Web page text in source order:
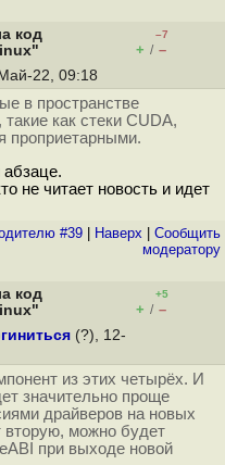
код
–7
+ / –
22, 09:18
в пространстве
как стеки CUDA,
проприетарными.
не читает новость и идет
#39 Наверх
Cообщить
модератору
код
+5
+ / –
(?), 12-
из этих четырёх. И
значительно проще
драйверов на новых
вторую, можно будет
при выходе новой